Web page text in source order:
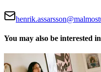
You may also be interested in